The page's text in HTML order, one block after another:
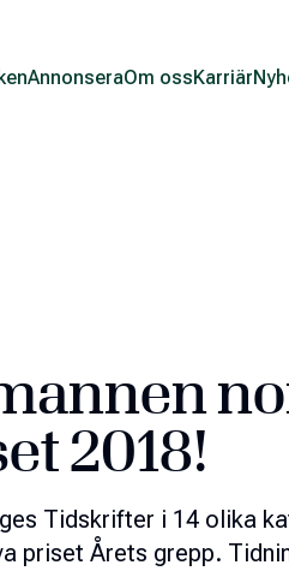
AnnonseraOm ossKarriär
2018!
Tidskrifter i 14 olika
priset Årets grepp.